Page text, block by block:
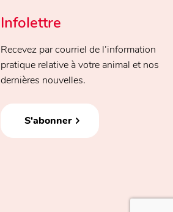
Infolettre
Recevez par courriel de l’information
pratique relative à votre animal et nos
dernières nouvelles.
S'abonner